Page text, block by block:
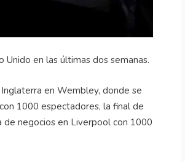
en las últimas dos semanas.
en Wembley, donde se
1000 espectadores, la final de
de negocios en Liverpool con 1000